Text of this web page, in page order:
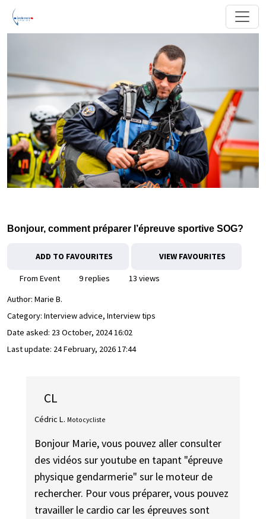
Bonjour, comment préparer l’épreuve sportive SOG?
ADD TO FAVOURITES VIEW FAVOURITES
From Event 9 replies
13 views
Author: Marie B.
Category: Interview advice, Interview tips
Date asked: 23 October, 2024 16:02
Last update: 24 February, 2026 17:44
CL
Cédric L. Motocycliste
Bonjour Marie, vous pouvez aller consulter
des vidéos sur youtube en tapant "épreuve
physique gendarmerie" sur le moteur de
rechercher. Pour vous préparer, vous pouvez
travailler le cardio car les épreuves sont